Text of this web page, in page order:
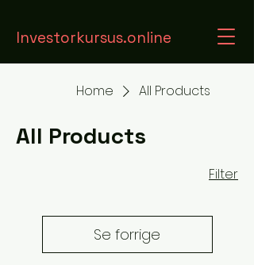
Investorkursus.online
Home All Products
All Products
Filter
Se forrige